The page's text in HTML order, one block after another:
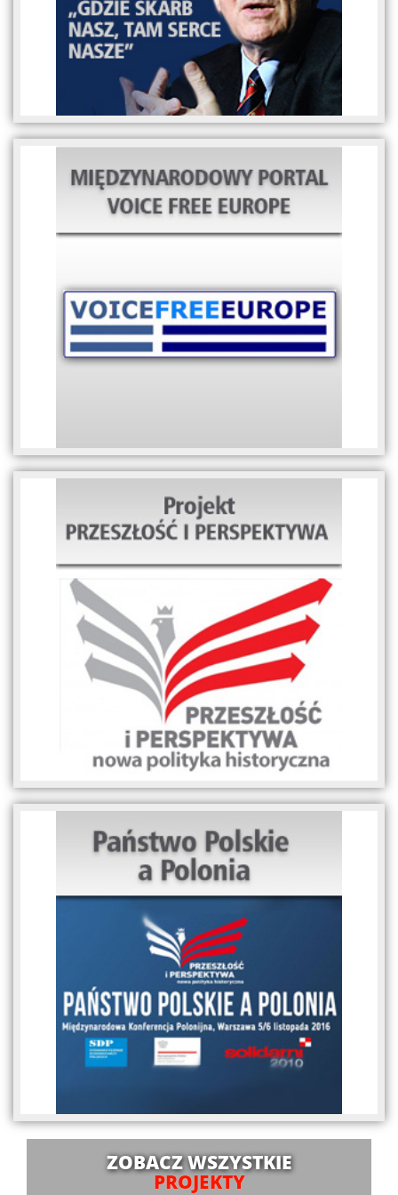
ZOBACZ WSZYSTKIE
PROJEKTY